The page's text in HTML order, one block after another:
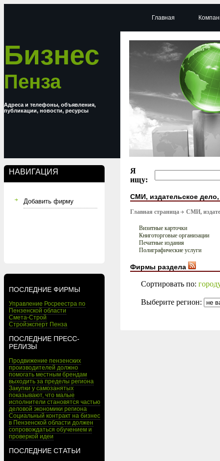
Бизнес
Пенза
Адреса и телефоны, объявления,
публикации, новости, ресурсы
НАВИГАЦИЯ
Добавить фирму
ПОСЛЕДНИЕ ФИРМЫ
Управление Росреестра по
Пензенской области
Смета-Строй
Стройэксперт Пенза
ПОСЛЕДНИЕ ПРЕСС-
РЕЛИЗЫ
Продвижение пензенских
производителей должно
помогать местным брендам
выходить за пределы региона
Закупки у самозанятых
показывают, что малые
исполнители становятся частью
деловой экономики региона
Социальный контракт на бизнес
в Пензенской области должен
сопровождаться обучением и
проверкой идеи
ПОСЛЕДНИЕ СТАТЬИ
Главная
Я
ищу:
СМИ, издательское
Главная страница СМИ,
Визитные карточки
Книготорговые организации
Печатные издания
Полиграфические услуги
Фирмы раздела
Сортировать по:
Выберите регион: